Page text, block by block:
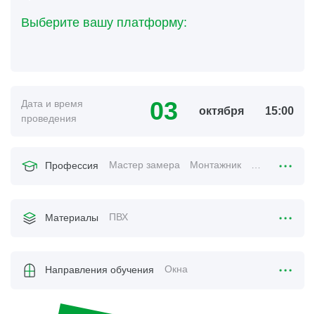
Выберите вашу платформу:
Дата и время
проведения
03 октября 15:00
Профессия Мастер замера Монтажник Менеджер
Материалы ПВХ
Направления обучения Окна